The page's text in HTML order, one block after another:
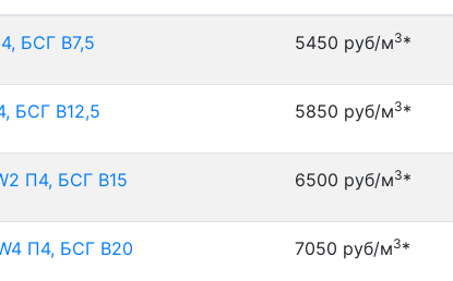
БСГ В7,5 5450 руб/м3*
БСГ В12,5 5850 руб/м3*
П4, БСГ В15 6500 руб/м3*
П4, БСГ В20 7050 руб/м3*